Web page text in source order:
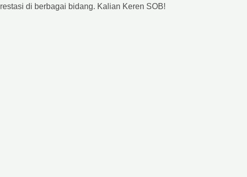
di berbagai bidang. Kalian Keren SOB!